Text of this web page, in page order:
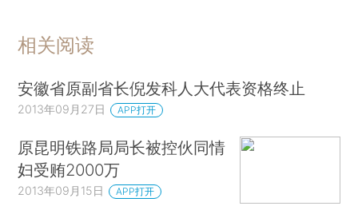
相关阅读
安徽省原副省长倪发科人大代表资格终止
2013年09月27日 APP打开
原昆明铁路局局长被控伙同情
妇受贿2000万
2013年09月15日 APP打开